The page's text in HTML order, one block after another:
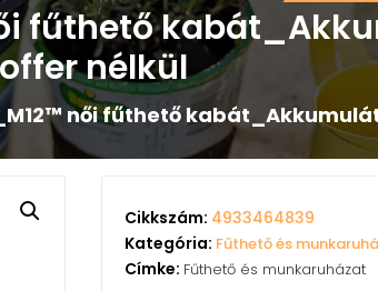
fűthető
nélkül
női fűthető
Cikkszám: 4933464839
Kategória: Fűthető és
Címke: Fűthető és munkaruházat